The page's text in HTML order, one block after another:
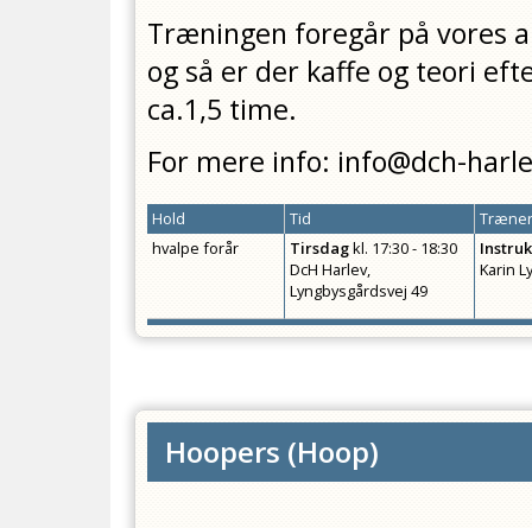
Træningen foregår på vores
og så er der kaffe og teori
ca.1,5 time.
For mere info: info@dch-
Hold Tid
hvalpe forår
Tirsdagkl. 17:30 - 18:30
DcH Harlev,
Lyngbysgårdsvej 49
Karin
Hoopers (Hoop)